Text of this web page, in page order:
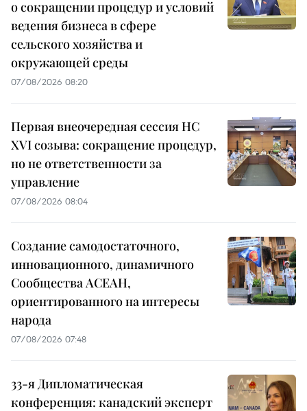
о сокращении процедур и условий
ведения бизнеса в сфере
сельского хозяйства и
окружающей среды
07/08/2026 08:20
Первая внеочередная сессия НС
XVI созыва: сокращение процедур,
но не ответственности за
управление
07/08/2026 08:04
Создание самодостаточного,
инновационного, динамичного
Сообщества АСЕАН,
ориентированного на интересы
народа
07/08/2026 07:48
33-я Дипломатическая
конференция: канадский эксперт